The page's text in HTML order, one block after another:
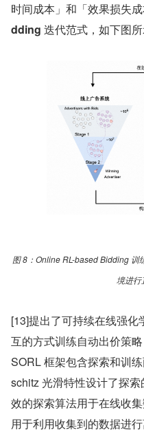
时间成本」和「效果损失
dding 迭代范式，如下图所
图 8：Online RL-based Bidding 训
境进行
[13]提出了可持续在线强
互的方式训练自动出价策
SORL 框架包含探索和训
schitz 光滑特性设计了探
效的探索算法用于在线收
用于利用收集到的数据进